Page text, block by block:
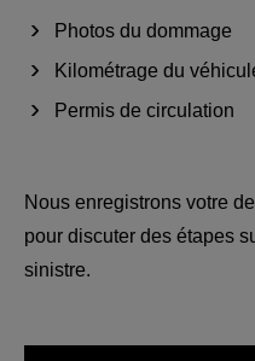
Photos du dommage
Kilométrage du
Permis de circulation
Nous enregistrons votre
pour discuter des étapes
sinistre.